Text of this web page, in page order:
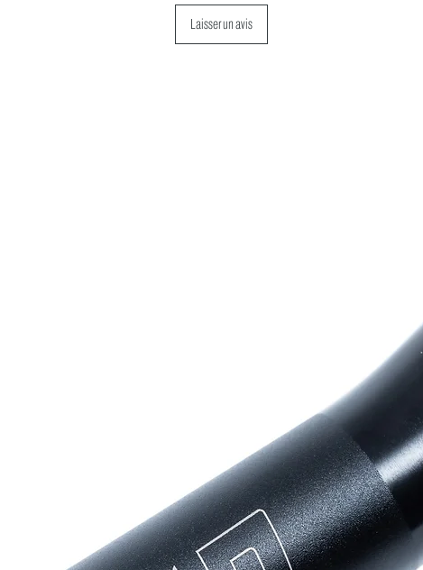
Laisser un avis